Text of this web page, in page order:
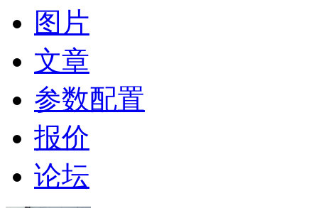
图片
文章
参数配置
报价
论坛